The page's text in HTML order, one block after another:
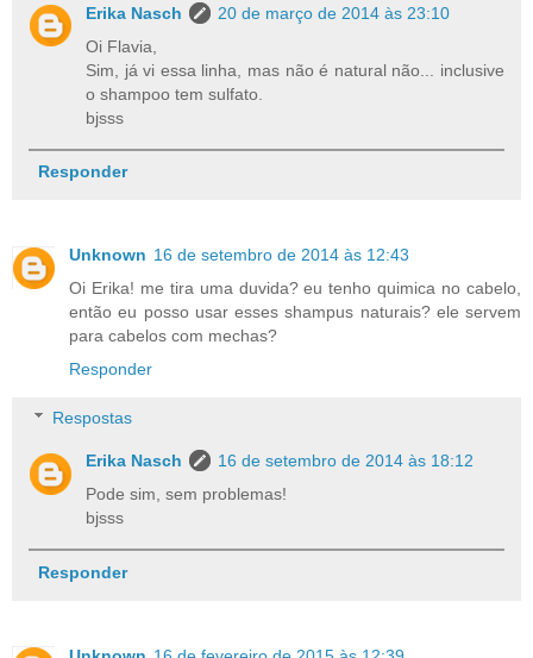
Erika Nasch
20 de março de 2014 às 23:10
Oi Flavia,
Sim, já vi essa linha, mas não é natural não... inclusive
o shampoo tem sulfato.
bjsss
Responder
Unknown 16 de setembro de 2014 às 12:43
Oi Erika! me tira uma duvida? eu tenho quimica no cabelo,
então eu posso usar esses shampus naturais? ele servem
para cabelos com mechas?
Responder
Respostas
Erika Nasch
16 de setembro de 2014 às 18:12
Pode sim, sem problemas!
bjsss
Responder